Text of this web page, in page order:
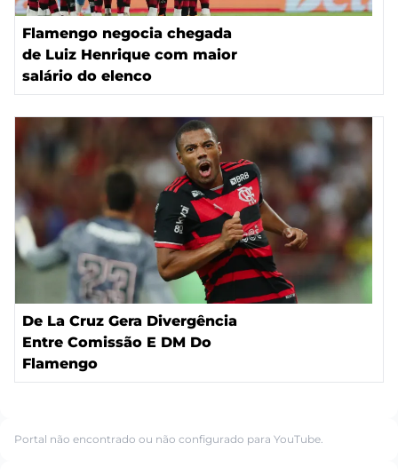
Flamengo negocia chegada
de Luiz Henrique com maior
salário do elenco
De La Cruz Gera Divergência
Entre Comissão E DM Do
Flamengo
Portal não encontrado ou não configurado para YouTube.